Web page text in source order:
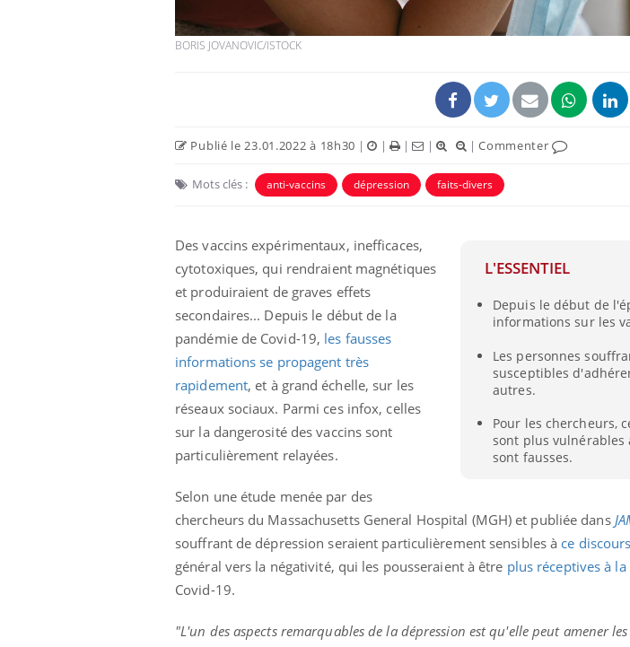
BORIS JOVANOVIC/ISTOCK
Publié le 23.01.2022 à 18h30 | | | | |Commenter
Mots clés : anti-vaccins dépression faits-divers
L'ESSENTIEL
Depuis le début de
informations sur les
Les personnes
susceptibles
autres.
Pour les chercheurs,
sont plus vulnérables
sont fausses.
Des vaccins expérimentaux, inefficaces,
cytotoxiques, qui rendraient magnétiques
et produiraient de graves effets
secondaires... Depuis le début de la
pandémie de Covid-19, les fausses
informations se propagent très
rapidement, et à grand échelle, sur les
réseaux sociaux. Parmi ces infox, celles
sur la dangerosité des vaccins sont
particulièrement relayées.
Selon une étude menée par des
chercheurs du Massachusetts General Hospital (MGH) et publiée dans
souffrant de dépression seraient particulièrement sensibles à ce
général vers la négativité, qui les pousseraient à être plus réceptives à
Covid-19.
"L'un des aspects remarquables de la dépression est qu'elle peut amener
Carence en fer : comprendre pour
Youtube
carence en fer sont multiples ce qui la rend
Youtube
Insuline & Charge mentale : et si on
osait en parler?? Youtube
reste entourée d'idées reçues chez les
patients comme parfois chez les